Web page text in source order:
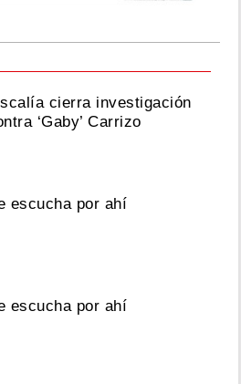
cierra investigación
‘Gaby’ Carrizo
escucha por ahí
escucha por ahí